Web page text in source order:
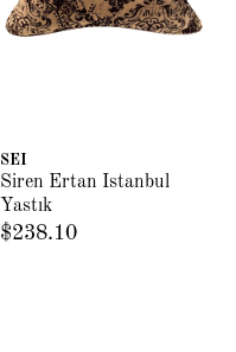
SEI
Siren Ertan Istanbul
Yastık
$238.10